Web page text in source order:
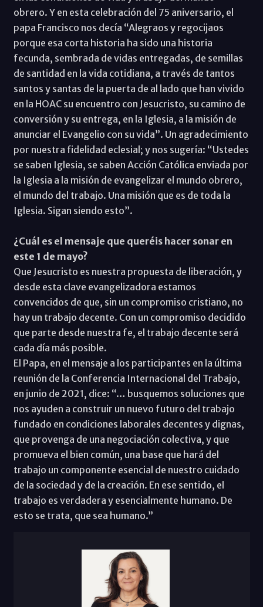
obrero. Y en esta celebración del 75 aniversario, el
papa Francisco nos decía “Alegraos y regocijaos
porque esa corta historia ha sido una historia
fecunda, sembrada de vidas entregadas, de semillas
de santidad en la vida cotidiana, a través de tantos
santos y santas de la puerta de al lado que han vivido
en la HOAC su encuentro con Jesucristo, su camino de
conversión y su entrega, en la Iglesia, a la misión de
anunciar el Evangelio con su vida”. Un agradecimiento
por nuestra fidelidad eclesial; y nos sugería: “Ustedes
se saben Iglesia, se saben Acción Católica enviada por
la Iglesia a la misión de evangelizar el mundo obrero,
el mundo del trabajo. Una misión que es de toda la
Iglesia. Sigan siendo esto”.
¿Cuál es el mensaje que queréis hacer sonar en
este 1 de mayo?
Que Jesucristo es nuestra propuesta de liberación, y
desde esta clave evangelizadora estamos
convencidos de que, sin un compromiso cristiano, no
hay un trabajo decente. Con un compromiso decidido
que parte desde nuestra fe, el trabajo decente será
cada día más posible.
El Papa, en el mensaje a los participantes en la última
reunión de la Conferencia Internacional del Trabajo,
en junio de 2021, dice: “… busquemos soluciones que
nos ayuden a construir un nuevo futuro del trabajo
fundado en condiciones laborales decentes y dignas,
que provenga de una negociación colectiva, y que
promueva el bien común, una base que hará del
trabajo un componente esencial de nuestro cuidado
de la sociedad y de la creación. En ese sentido, el
trabajo es verdadera y esencialmente humano. De
esto se trata, que sea humano.”